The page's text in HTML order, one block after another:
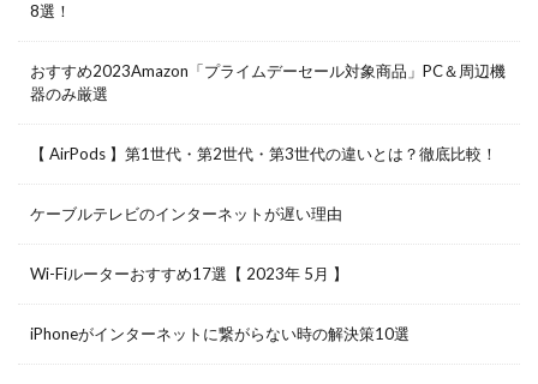
8選！
おすすめ2023Amazon「プライムデーセール対象商品」PC＆周辺機
器のみ厳選
【 AirPods 】第1世代・第2世代・第3世代の違いとは？徹底比較！
ケーブルテレビのインターネットが遅い理由
Wi-Fiルーターおすすめ17選【 2023年 5月 】
iPhoneがインターネットに繋がらない時の解決策10選